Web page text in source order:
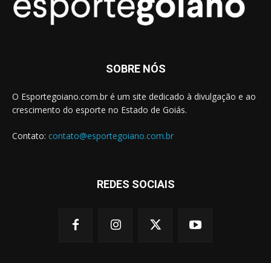
SOBRE NÓS
O Esportegoiano.com.br é um site dedicado à divulgação e ao
crescimento do esporte no Estado de Goiás.
Contato: contato@esportegoiano.com.br
REDES SOCIAIS